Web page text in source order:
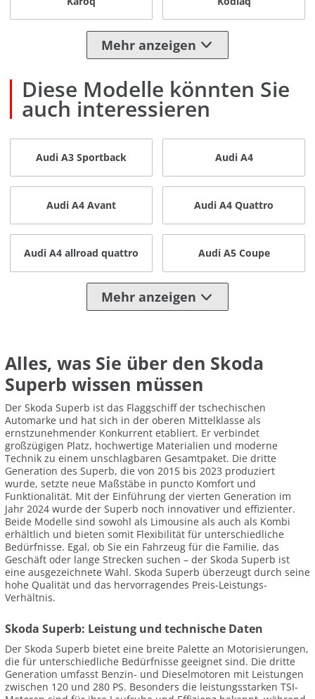
Mehr anzeigen
Diese Modelle könnten Sie
auch interessieren
Audi A3 Sportback Audi A4
Audi A4 Avant Audi A4 Quattro
Audi A4 allroad quattro Audi A5 Coupe
Mehr anzeigen
Alles, was Sie über den Skoda
Superb wissen müssen
Der Skoda Superb ist das Flaggschiff der tschechischen
Automarke und hat sich in der oberen Mittelklasse als
ernstzunehmender Konkurrent etabliert. Er verbindet
großzügigen Platz, hochwertige Materialien und moderne
Technik zu einem unschlagbaren Gesamtpaket. Die dritte
Generation des Superb, die von 2015 bis 2023 produziert
wurde, setzte neue Maßstäbe in puncto Komfort und
Funktionalität. Mit der Einführung der vierten Generation im
Jahr 2024 wurde der Superb noch innovativer und effizienter.
Beide Modelle sind sowohl als Limousine als auch als Kombi
erhältlich und bieten somit Flexibilität für unterschiedliche
Bedürfnisse. Egal, ob Sie ein Fahrzeug für die Familie, das
Geschäft oder lange Strecken suchen – der Skoda Superb ist
eine ausgezeichnete Wahl. Skoda Superb überzeugt durch seine
hohe Qualität und das hervorragendes Preis-Leistungs-
Verhältnis.
Skoda Superb: Leistung und technische Daten
Der Skoda Superb bietet eine breite Palette an Motorisierungen,
die für unterschiedliche Bedürfnisse geeignet sind. Die dritte
Generation umfasst Benzin- und Dieselmotoren mit Leistungen
zwischen 120 und 280 PS. Besonders die leistungsstarken TSI-